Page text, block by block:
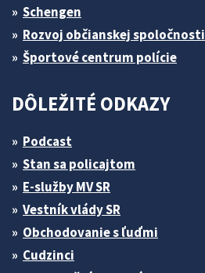
Schengen
Rozvoj občianskej spoločnosti
Športové centrum polície
DÔLEŽITÉ ODKAZY
Podcast
Stan sa policajtom
E-služby MV SR
Vestník vlády SR
Obchodovanie s ľuďmi
Cudzinci